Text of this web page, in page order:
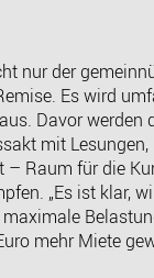
nur der
Es wird
Davor werden
mit
Raum für die
„Es ist klar,
mehr Miete